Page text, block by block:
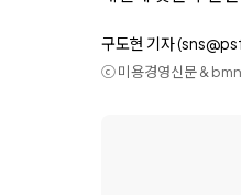
구도현 기자
ⓒ 미용경영신문 &